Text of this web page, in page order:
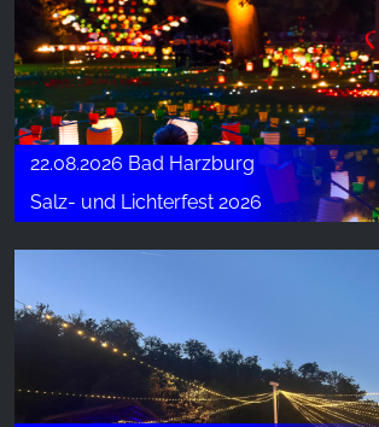
22.08.2026 Bad Harzburg
Salz- und Lichterfest 2026